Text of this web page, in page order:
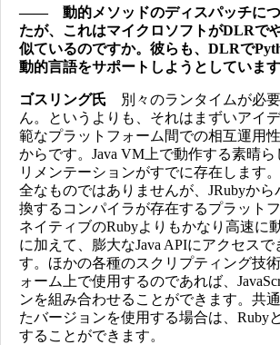
―― 動的メソッドのディスパッチにつ
たが、これはマイクロソフトがDLRで
似ているのですか。彼らも、DLRで
動的言語をサポートしようとしています
ゴスリング氏 別々のランタイムが必
ん。というよりも、それはまずいアイ
範なプラットフォーム間での相互運用
からです。Java VM上で動作する素晴
リメンテーションがすでに存在します
全なものではありませんが、JRubyか
換するコンパイラが存在するプラット
ネイティブのRubyよりもかなり高速に
に加えて、膨大なJava APIにアクセスで
す。ほかの各種のスクリプティング技
ォーム上で使用するのであれば、
ンを組み合わせることができます。共
たバージョンを使用する場合は、Ruby
することができます。